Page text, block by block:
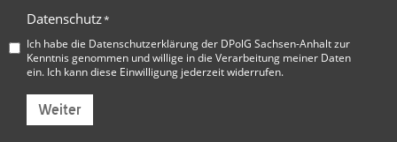
Datenschutz*
Ich habe die Datenschutzerklärung der DPolG Sachsen-Anhaltzur
Kenntnis genommen und willige in die Verarbeitung meiner Daten
ein. Ich kann diese Einwilligung jederzeit widerrufen.
Weiter